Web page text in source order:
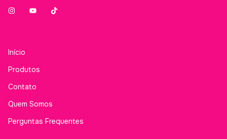
Início
Produtos
Contato
Quem Somos
Perguntas Frequentes